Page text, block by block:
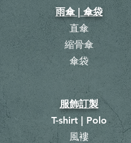
雨傘 | 傘袋
直傘
縮骨傘
​傘袋
服飾訂製
T-shirt | Polo
風褸